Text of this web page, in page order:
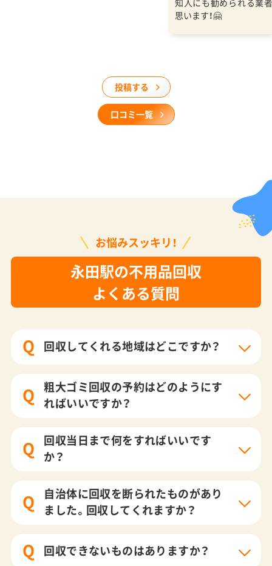
知人にも勧められる業
思います！🤗
投稿する
口コミ一覧
お悩みスッキリ！
永田駅の不用品回収
よくある質問
Q 回収してくれる地域はどこですか？
Q
粗大ゴミ回収の予約はどのようにす
ればいいですか？
Q
回収当日まで何をすればいいです
か？
Q
自治体に回収を断られたものがあり
ました。回収してくれますか？
Q 回収できないものはありますか？